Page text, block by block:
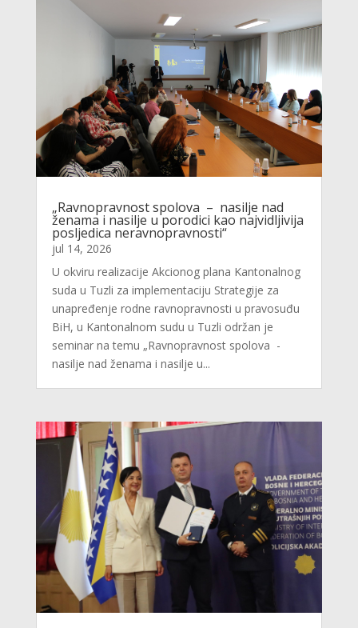
„Ravnopravnost spolova – nasilje nad
ženama i nasilje u porodici kao najvidljivija
posljedica neravnopravnosti“
jul 14, 2026
U okviru realizacije Akcionog plana Kantonalnog
suda u Tuzli za implementaciju Strategije za
unapređenje rodne ravnopravnosti u pravosuđu
BiH, u Kantonalnom sudu u Tuzli održan je
seminar na temu „Ravnopravnost spolova -
nasilje nad ženama i nasilje u...